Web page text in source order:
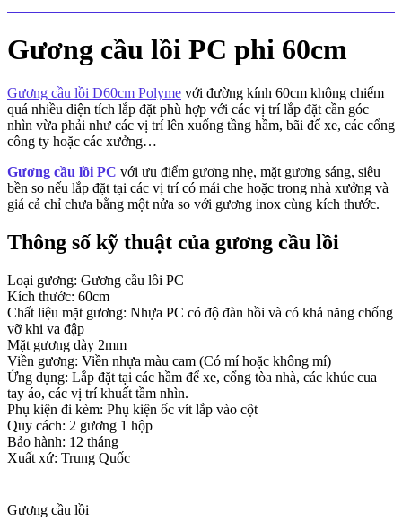
Gương cầu lồi PC phi 60cm
Gương cầu lồi D60cm Polyme với đường kính 60cm không chiếm
quá nhiều diện tích lắp đặt phù hợp với các vị trí lắp đặt cần góc
nhìn vừa phải như các vị trí lên xuống tầng hầm, bãi để xe, các cổng
công ty hoặc các xưởng…
Gương cầu lồi PC với ưu điểm gương nhẹ, mặt gương sáng, siêu
bền so nếu lắp đặt tại các vị trí có mái che hoặc trong nhà xưởng và
giá cả chỉ chưa bằng một nửa so với gương inox cùng kích thước.
Thông số kỹ thuật của gương cầu lồi
Loại gương: Gương cầu lồi PC
Kích thước: 60cm
Chất liệu mặt gương: Nhựa PC có độ đàn hồi và có khả năng chống
vỡ khi va đập
Mặt gương dày 2mm
Viền gương: Viền nhựa màu cam (Có mí hoặc không mí)
Ứng dụng: Lắp đặt tại các hầm để xe, cổng tòa nhà, các khúc cua
tay áo, các vị trí khuất tầm nhìn.
Phụ kiện đi kèm: Phụ kiện ốc vít lắp vào cột
Quy cách: 2 gương 1 hộp
Bảo hành: 12 tháng
Xuất xứ: Trung Quốc
Gương cầu lồi